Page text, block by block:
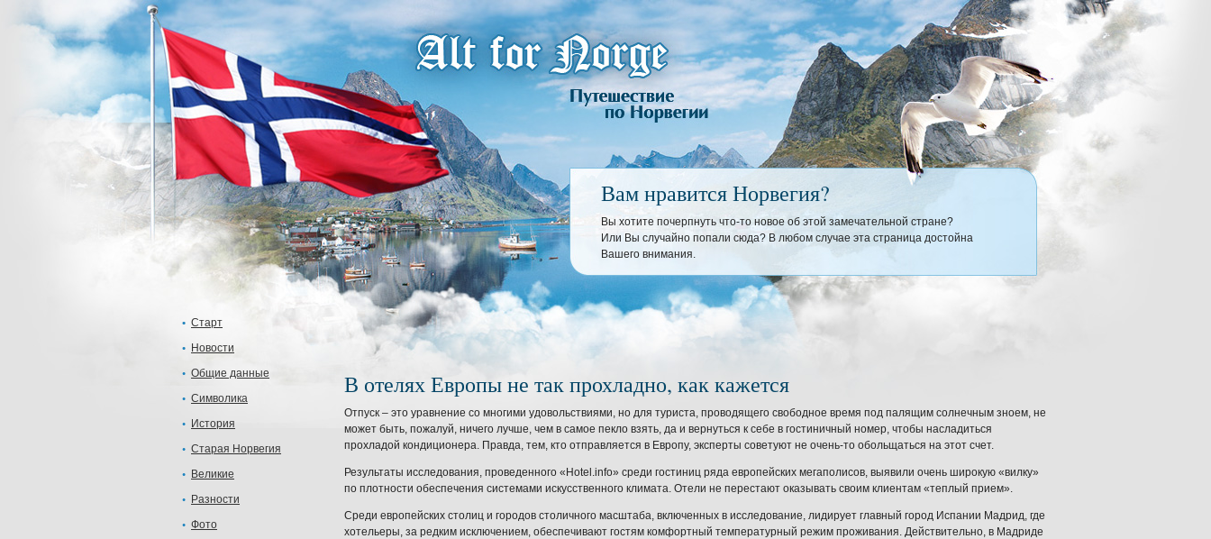
Вам нравится Норвегия?
Вы хотите почерпнуть что-то новое об этой замечательной стране?
Или Вы случайно попали сюда? В любом случае эта страница достойна
Вашего внимания.
Старт
Новости
Общие данные
Символика
История
Старая Норвегия
Великие
Разности
Фото
В отелях Европы не так прохладно, как кажется
Отпуск – это уравнение со многими удовольствиями, но для туриста, проводящего свободное время под палящим солнечным зноем, не
может быть, пожалуй, ничего лучше, чем в самое пекло взять, да и вернуться к себе в гостиничный номер, чтобы насладиться
прохладой кондиционера. Правда, тем, кто отправляется в Европу, эксперты советуют не очень-то обольщаться на этот счет.
Результаты исследования, проведенного «Hotel.info» среди гостиниц ряда европейских мегаполисов, выявили очень широкую «вилку»
по плотности обеспечения системами искусственного климата. Отели не перестают оказывать своим клиентам «теплый прием».
Среди европейских столиц и городов столичного масштаба, включенных в исследование, лидирует главный город Испании Мадрид, где
хотельеры, за редким исключением, обеспечивают гостям комфортный температурный режим проживания. Действительно, в Мадриде